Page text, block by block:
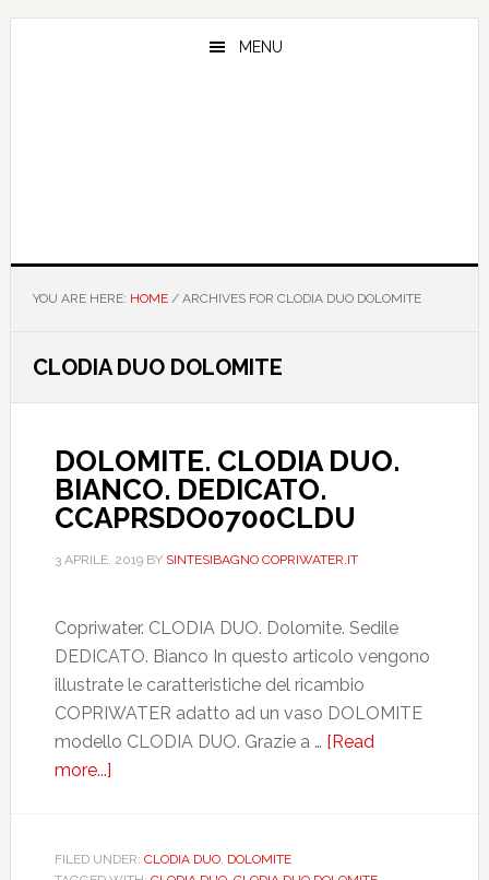
Skip
Skip
Skip
MENU
YOU ARE HERE: HOME /ARCHIVES FOR CLODIA DUO DOLOMITE
CLODIA DUO DOLOMITE
DOLOMITE. CLODIA DUO.
BIANCO. DEDICATO.
CCAPRSDO0700CLDU
3 APRILE, 2019BY SINTESIBAGNO COPRIWATER.IT
Copriwater. CLODIA DUO. Dolomite. Sedile
DEDICATO. Bianco In questo articolo vengono
illustrate le caratteristiche del ricambio
COPRIWATER adatto ad un vaso DOLOMITE
modello CLODIA DUO. Grazie a … [Read
more...]
DUO.
FILED UNDER: CLODIA DUO, DOLOMITE